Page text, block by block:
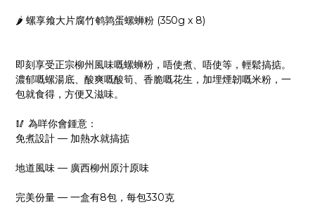
🌶️ 螺享飨大片腐竹鹌鹑蛋螺蛳粉 (350g x 8)
即刻享受正宗柳州風味嘅螺蛳粉，唔使煮、唔使等，輕鬆搞掂。
濃郁嘅螺湯底、酸爽嘅酸筍、香脆嘅花生，加埋煙韌嘅米粉，一
包就食得，方便又滋味。
🥢 為咩你會鍾意：
免煮設計 — 加熱水就搞掂
地道風味 — 廣西柳州原汁原味
完美份量 — 一盒有8包，每包330克